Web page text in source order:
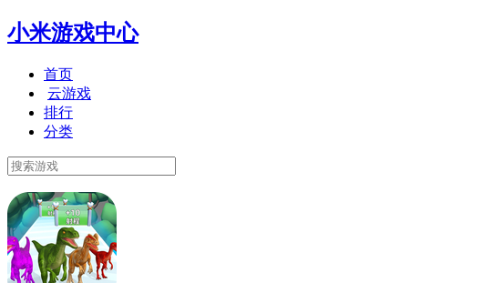
小米游戏中心
首页
云游戏
排行
分类